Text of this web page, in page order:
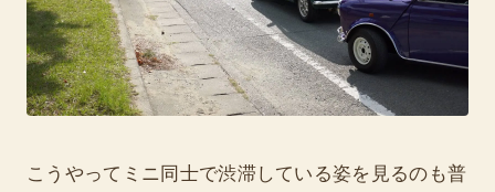
こうやってミニ同士で渋滞している姿を見るのも普